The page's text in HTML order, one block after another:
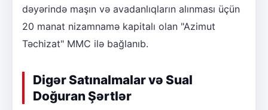
dəyərində maşın və avadanlıqların alınması üçün
20 manat nizamnamə kapitalı olan "Azimut
Təchizat" MMC ilə bağlanıb.
Digər Satınalmalar və Sual
Doğuran Şərtlər